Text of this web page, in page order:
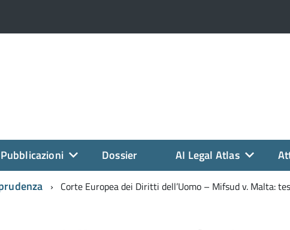
Pubblicazioni Dossier AI Legal Atlas
Corte Europea dei Diritti dell’Uomo – Mifsud v. Malta: